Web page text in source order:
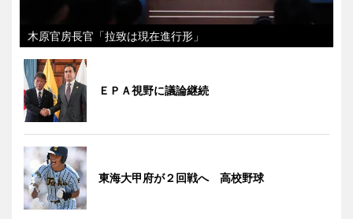
木原官房長官「拉致は現在進行形」
ＥＰＡ視野に議論継続
東海大甲府が２回戦へ 高校野球